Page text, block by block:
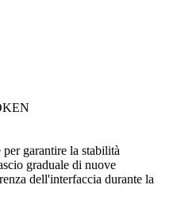
garantire la stabilità
graduale di nuove
dell'interfaccia durante la